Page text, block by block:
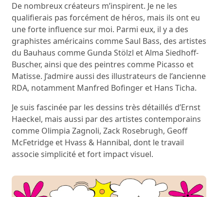
De nombreux créateurs m’inspirent. Je ne les
qualifierais pas forcément de héros, mais ils ont eu
une forte influence sur moi. Parmi eux, il y a des
graphistes américains comme Saul Bass, des artistes
du Bauhaus comme Gunda Stölzl et Alma Siedhoff-
Buscher, ainsi que des peintres comme Picasso et
Matisse. J’admire aussi des illustrateurs de l’ancienne
RDA, notamment Manfred Bofinger et Hans Ticha.
Je suis fascinée par les dessins très détaillés d’Ernst
Haeckel, mais aussi par des artistes contemporains
comme Olimpia Zagnoli, Zack Rosebrugh, Geoff
McFetridge et Hvass & Hannibal, dont le travail
associe simplicité et fort impact visuel.